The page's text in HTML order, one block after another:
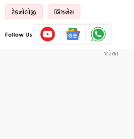
ટેકનોલોજી બિઝનેસ
Follow Us